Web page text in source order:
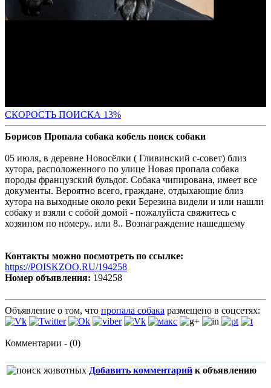
СКОРОСТЬ ПОИСКА 13%
Борисов Пропала собака кобель поиск собаки
05 июля, в деревне Новосёлки ( Гливинский с-совет) близ
хутора, расположенного по улице Новая пропала собака
породы французский бульдог. Собака чипирована, имеет все
документы. Вероятно всего, граждане, отдыхающие близ
хутора на выходные около реки Березина видели и или нашли
собаку и взяли с собой домой - пожалуйста свяжитесь с
хозяином по номеру.. или 8.. Вознаграждение нашедшему
Контакты можно посмотреть по ссылке:
https://POISKZOO.RU/194258
Номер объявления: 194258
Объявление о том, что пропала собака размещено в соцсетях:
Комментарии - (0)
Добавить комментарий к объявлению